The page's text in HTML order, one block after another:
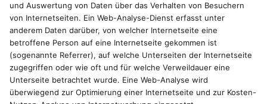
und Auswertung von Daten über das Verhalten von Besuchern
von Internetseiten. Ein Web-Analyse-Dienst erfasst unter
anderem Daten darüber, von welcher Internetseite eine
betroffene Person auf eine Internetseite gekommen ist
(sogenannte Referrer), auf welche Unterseiten der Internetseite
zugegriffen oder wie oft und für welche Verweildauer eine
Unterseite betrachtet wurde. Eine Web-Analyse wird
überwiegend zur Optimierung einer Internetseite und zur Kosten-